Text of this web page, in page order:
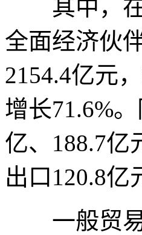
其中，在
全面经济伙
2154.4亿元
增长71.6%
亿、188.7亿
出口120.8亿
一般贸易